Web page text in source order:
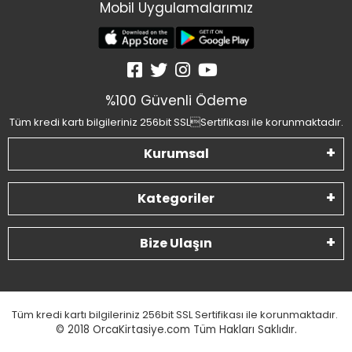
Mobil Uygulamalarımız
%100 Güvenli Ödeme
Tüm kredi kartı bilgileriniz 256bit SSLSertifikası ile korunmaktadır.
Kurumsal
Kategoriler
Bize Ulaşın
Tüm kredi kartı bilgileriniz 256bit SSL Sertifikası ile korunmaktadır.
© 2018 OrcaKirtasiye.com Tüm Hakları Saklıdır.